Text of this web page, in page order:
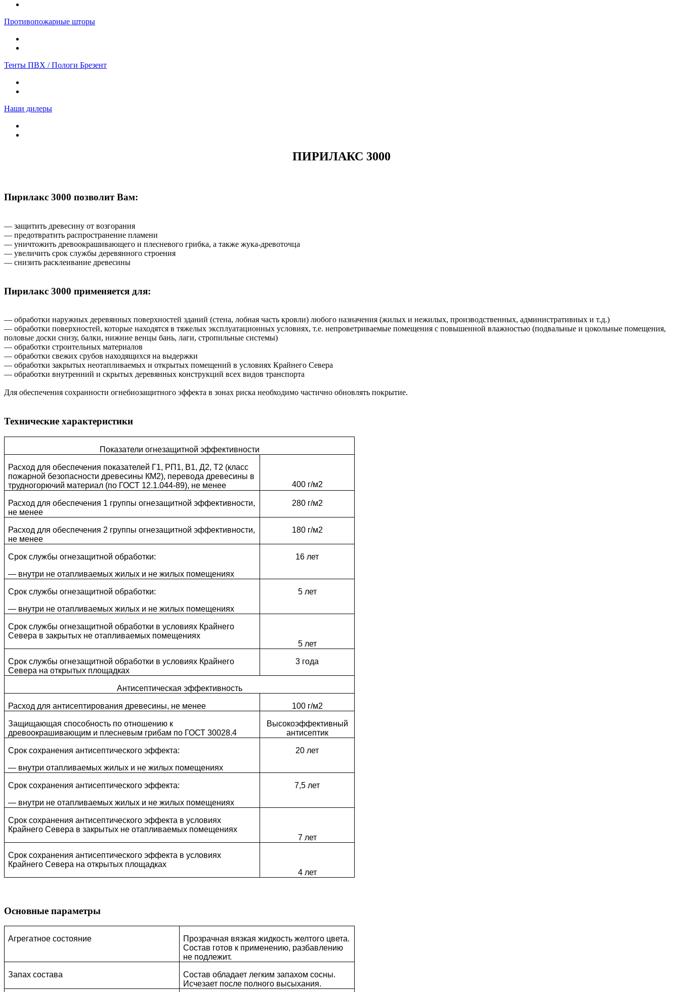
Противопожарные шторы
Тенты ПВХ / Пологи Брезент
Наши дилеры
ПИРИЛАКС 3000
Пирилакс 3000 позволит Вам:
— защитить древесину от возгорания
— предотвратить распространение пламени
— уничтожить древоокрашивающего и плесневого грибка, а также жука-древоточца
— увеличить срок службы деревянного строения
— снизить расклеивание древесины
Пирилакс 3000 применяется для:
— обработки наружных деревянных поверхностей зданий (стена, лобная часть кровли) любого назначения (жилых и нежилых, производственных, административных и т.д.)
— обработки поверхностей, которые находятся в тяжелых эксплуатационных условиях, т.е. непроветриваемые помещения с повышенной влажностью (подвальные и цокольные помещения,
половые доски снизу, балки, нижние венцы бань, лаги, стропильные системы)
— обработки строительных материалов
— обработки свежих срубов находящихся на выдержки
— обработки закрытых неотапливаемых и открытых помещений в условиях Крайнего Севера
— обработки внутренний и скрытых деревянных конструкций всех видов транспорта
Для обеспечения сохранности огнебиозащитного эффекта в зонах риска необходимо частично обновлять покрытие.
Технические характеристики
Показатели огнезащитной эффективности
Расход для обеспечения показателей Г1, РП1, В1, Д2, Т2 (класс
пожарной безопасности древесины КМ2), перевода древесины в
трудногорючий материал (по ГОСТ 12.1.044-89), не менее
400 г/м2
Расход для обеспечения 1 группы огнезащитной эффективности,
не менее
280 г/м2
Расход для обеспечения 2 группы огнезащитной эффективности,
не менее
180 г/м2
Срок службы огнезащитной обработки:
— внутри не отапливаемых жилых и не жилых помещениях
16 лет
Срок службы огнезащитной обработки:
— внутри не отапливаемых жилых и не жилых помещениях
5 лет
Срок службы огнезащитной обработки в условиях Крайнего
Севера в закрытых не отапливаемых помещениях
5 лет
Срок службы огнезащитной обработки в условиях Крайнего
Севера на открытых площадках
3 года
Антисептическая эффективность
Расход для антисептирования древесины, не менее 100 г/м2
Защищающая способность по отношению к
древоокрашивающим и плесневым грибам по ГОСТ 30028.4
Высокоэффективный
антисептик
Срок сохранения антисептического эффекта:
— внутри отапливаемых жилых и не жилых помещениях
20 лет
Срок сохранения антисептического эффекта:
— внутри не отапливаемых жилых и не жилых помещениях
7,5 лет
Срок сохранения антисептического эффекта в условиях
Крайнего Севера в закрытых не отапливаемых помещениях
7 лет
Срок сохранения антисептического эффекта в условиях
Крайнего Севера на открытых площадках
4 лет
Основные параметры
Агрегатное состояние
Прозрачная вязкая жидкость желтого цвета.
Состав готов к применению, разбавлению
не подлежит.
Запах состава
Состав обладает легким запахом сосны.
Исчезает после полного высыхания.